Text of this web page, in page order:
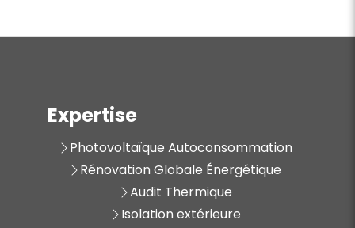
Expertise
Photovoltaïque Autoconsommation
Rénovation Globale Énergétique
Audit Thermique
Isolation extérieure